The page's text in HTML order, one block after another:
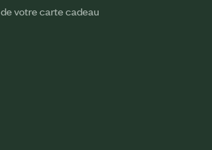
votre carte cadeau